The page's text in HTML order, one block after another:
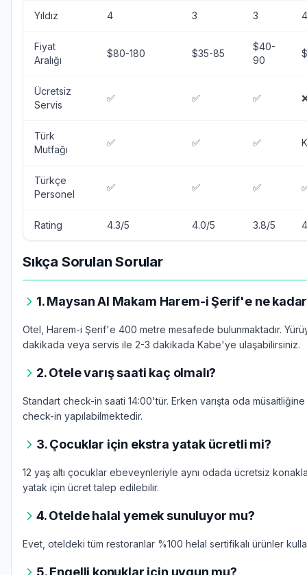
Yıldız 4 3 3 4
Fiyat
Aralığı
$80-180 $35-85
$40-
90
Ücretsiz
Servis
✅ ✅ ✅
Türk
Mutfağı
✅ ✅ ✅
Türkçe
Personel
✅ ✅ ✅
Rating 4.3/5 4.0/5 3.8/5
Sıkça Sorulan Sorular
1. Maysan Al Makam Harem-i Şerif'e ne kadar
Otel, Harem-i Şerif'e 400 metre mesafede bulunmaktadır.
dakikada veya servis ile 2-3 dakikada Kabe'ye ulaşabilirsiniz.
2. Otele varış saati kaç olmalı?
Standart check-in saati 14:00'tür. Erken varışta oda
check-in yapılabilmektedir.
3. Çocuklar için ekstra yatak ücretli mi?
12 yaş altı çocuklar ebeveynleriyle aynı odada ücretsiz
yatak için ücret talep edilebilir.
4. Otelde halal yemek sunuluyor mu?
Evet, oteldeki tüm restoranlar %100 helal sertifikalı ürünler
5. Engelli konuklar için uygun mu?